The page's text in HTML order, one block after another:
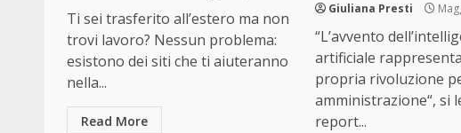
Ti sei trasferito all’estero ma non
trovi lavoro? Nessun problema:
esistono dei siti che ti aiuteranno
nella...
Read More
Giuliana Presti
“L’avvento
artificiale
propria rivoluzione
amministrazione“, si
report...